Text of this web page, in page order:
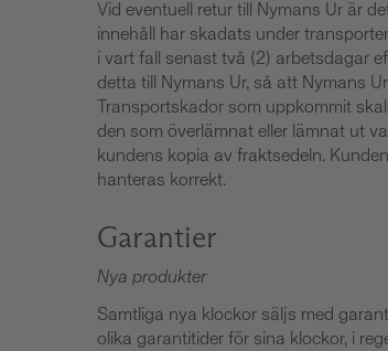
Vid eventuell retur till Nymans Ur är
innehåll har skadats under
i vart fall senast två (2) arbetsdagar
detta till Nymans Ur, så att Nymans
Transportskador som uppkommit
den som överlämnat eller lämnat ut
kundens kopia av fraktsedeln.
hanteras korrekt.
Garantier
Nya produkter
Samtliga nya klockor säljs med
olika garantitider för sina klockor, i